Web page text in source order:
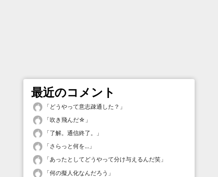
最近のコメント
「 どうやって意志疎通した？ 」
「吹き飛んだ☆ 」
「了解。通信終了。
」
「さらっと何を... 」
「あったとしてどうやって分け与えるんだ笑 」
「何の擬人化なんだろう 」